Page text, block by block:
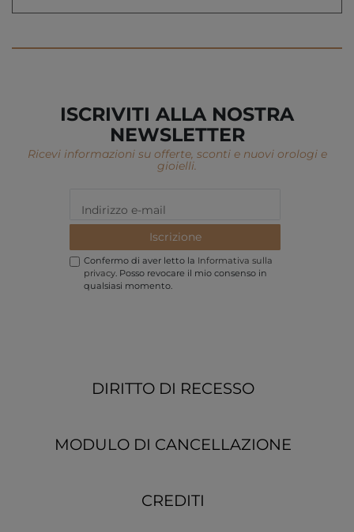
ISCRIVITI ALLA NOSTRA
NEWSLETTER
Ricevi informazioni su offerte, sconti e nuovi orologi e
gioielli.
Iscrizione
Confermo di aver letto la Informativa sulla
privacy. Posso revocare il mio consenso in
qualsiasi momento.
DIRITTO DI RECESSO
MODULO DI CANCELLAZIONE
CREDITI